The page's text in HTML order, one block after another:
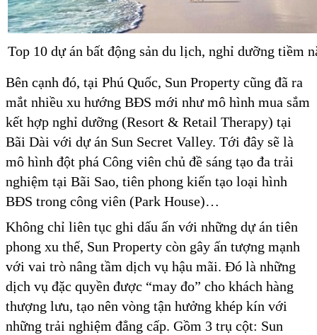
Top 10 dự án bất động sản du lịch, nghỉ dưỡng tiềm
Bên cạnh đó, tại Phú Quốc, Sun Property cũng đã ra
mắt nhiều xu hướng BĐS mới như mô hình mua sắm
kết hợp nghỉ dưỡng (Resort & Retail Therapy) tại
Bãi Dài với dự án Sun Secret Valley. Tới đây sẽ là
mô hình đột phá Công viên chủ đề sáng tạo đa trải
nghiệm tại Bãi Sao, tiên phong kiến tạo loại hình
BĐS trong công viên (Park House)…
Không chỉ liên tục ghi dấu ấn với những dự án tiên
phong xu thế, Sun Property còn gây ấn tượng mạnh
với vai trò nâng tầm dịch vụ hậu mãi. Đó là những
dịch vụ đặc quyền được “may đo” cho khách hàng
thượng lưu, tạo nên vòng tận hưởng khép kín với
những trải nghiệm đẳng cấp. Gồm 3 trụ cột: Sun